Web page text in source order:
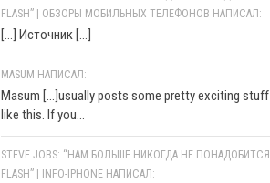
FLASH” | ОБЗОРЫ МОБИЛЬНЫХ ТЕЛЕФОНОВ НАПИСАЛ:
[…] Источник […]
MASUM НАПИСАЛ:
Masum [...]usually posts some pretty exciting stuff
like this. If you...
STEVE JOBS: “НАМ БОЛЬШЕ НИКОГДА НЕ ПОНАДОБИТСЯ
FLASH” | INFO-IPHONE НАПИСАЛ: